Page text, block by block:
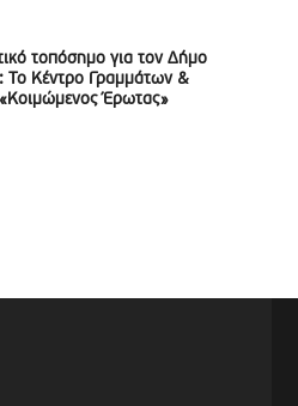
τοπόσημο για τον Δήμο
Το Κέντρο Γραμμάτων &
Έρωτας»